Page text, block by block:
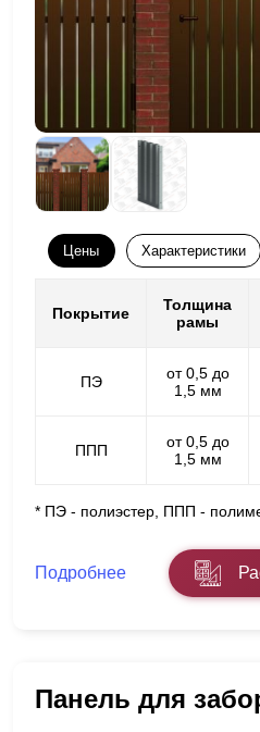
Цены Характеристики
Покрытие
Толщина
рамы
ПЭ
от 0,5 до
1,5 мм
ППП
от 0,5 до
1,5 мм
* ПЭ - полиэстер, ППП -
Подробнее
Панель для